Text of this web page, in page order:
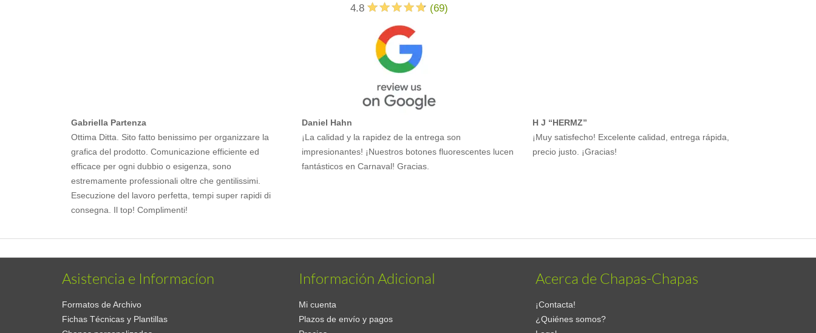
4.8 (69)
Gabriella Partenza
Ottima Ditta. Sito fatto benissimo per organizzare la
grafica del prodotto. Comunicazione efficiente ed
efficace per ogni dubbio o esigenza, sono
estremamente professionali oltre che gentilissimi.
Esecuzione del lavoro perfetta, tempi super rapidi di
consegna. Il top! Complimenti!
Daniel Hahn
¡La calidad y la rapidez de la entrega son
impresionantes! ¡Nuestros botones fluorescentes lucen
fantásticos en Carnaval! Gracias.
H J “HERMZ”
¡Muy satisfecho! Excelente calidad, entrega rápida,
precio justo. ¡Gracias!
Asistencia e Informacíon
Formatos de Archivo
Fichas Técnicas y Plantillas
Información Adicional
Mi cuenta
Plazos de envío y pagos
Acerca de Chapas-Chapas
¡Contacta!
¿Quiénes somos?